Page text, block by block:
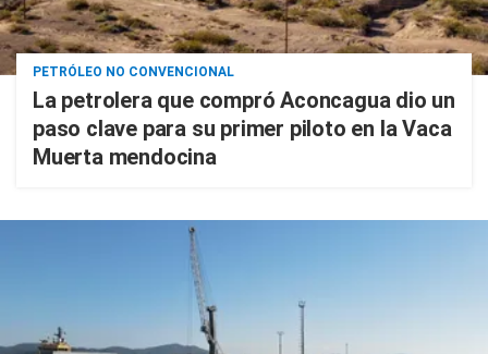
PETRÓLEO NO CONVENCIONAL
La petrolera que compró Aconcagua dio un
paso clave para su primer piloto en la Vaca
Muerta mendocina